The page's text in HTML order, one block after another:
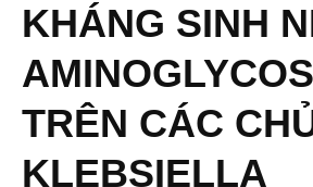
KHÁNG SINH
TRÊN CÁC
KLEBSIELLA